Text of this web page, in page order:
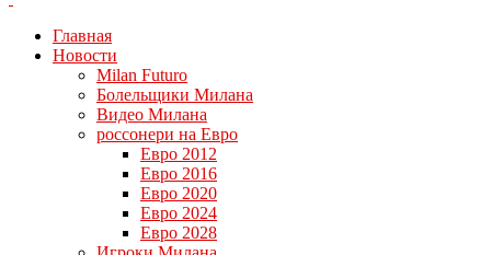
Главная
Новости
Milan Futuro
Болельщики Милана
Видео Милана
россонери на Евро
Евро 2012
Евро 2016
Евро 2020
Евро 2024
Евро 2028